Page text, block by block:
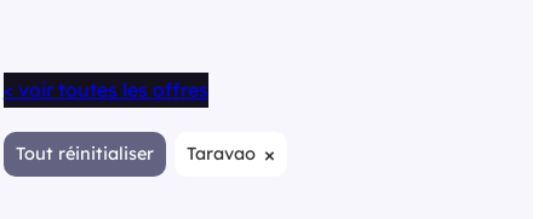
< voir toutes les offres
Tout réinitialiser Taravao ×